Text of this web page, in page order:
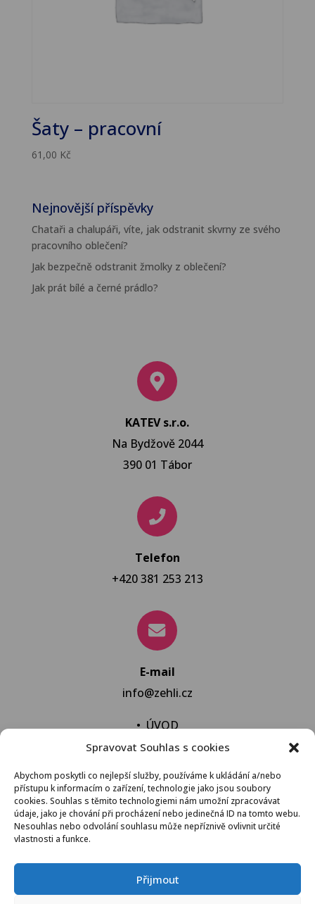
Spravovat Souhlas s cookies
Abychom poskytli co nejlepší služby, používáme k ukládání a/nebo
přístupu k informacím o zařízení, technologie jako jsou soubory
cookies. Souhlas s těmito technologiemi nám umožní zpracovávat
údaje, jako je chování při procházení nebo jedinečná ID na tomto webu.
Nesouhlas nebo odvolání souhlasu může nepříznivě ovlivnit určité
vlastnosti a funkce.
Přijmout
Šaty – pracovní
61,00 Kč
Nejnovější příspěvky
Chataři a chalupáři, víte, jak odstranit skvrny ze svého
pracovního oblečení?
Jak bezpečně odstranit žmolky z oblečení?
Jak prát bílé a černé prádlo?
KATEV s.r.o.
Na Bydžově 2044
390 01 Tábor
Telefon
+420 381 253 213
E-mail
info@zehli.cz
•ÚVOD
• NOVINKY
•NECHAT VYPRAT
•KONTAKT
VŠEOBECNÉ OBCHODNÍ PODMÍNKY